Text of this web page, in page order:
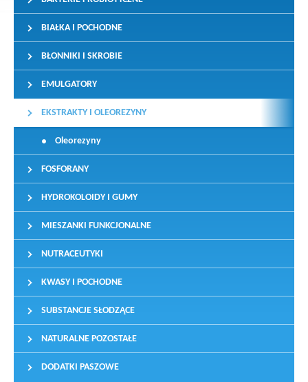
BIAŁKA I POCHODNE
BŁONNIKI I SKROBIE
EMULGATORY
EKSTRAKTY I OLEOREZYNY
Oleorezyny
FOSFORANY
HYDROKOLOIDY I GUMY
MIESZANKI FUNKCJONALNE
NUTRACEUTYKI
KWASY I POCHODNE
SUBSTANCJE SŁODZĄCE
NATURALNE POZOSTAŁE
DODATKI PASZOWE